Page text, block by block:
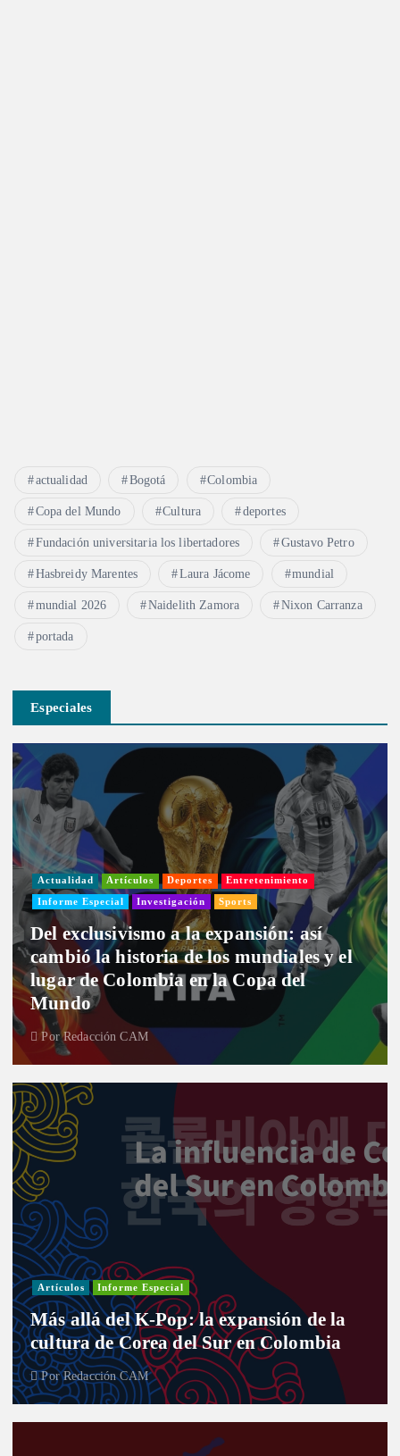
actualidad Bogotá Colombia
Copa del Mundo Cultura deportes
Fundación universitaria los libertadores Gustavo Petro
Hasbreidy Marentes Laura Jácome mundial
mundial 2026 Naidelith Zamora Nixon Carranza
portada
Especiales
Actualidad Artículos Deportes Entretenimiento
Informe Especial Investigación Sports
Del exclusivismo a la expansión: así
cambió la historia de los mundiales y el
lugar de Colombia en la Copa del
Mundo
PorRedacción CAM
Artículos Informe Especial
Más allá del K-Pop: la expansión de la
cultura de Corea del Sur en Colombia
PorRedacción CAM